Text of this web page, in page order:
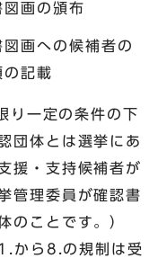
画の頒布
画への候補者の
の記載
一定の条件の下
団体とは選挙にあ
援・支持候補者が
管理委員が確認書
のことです。）
から8.の規制は受